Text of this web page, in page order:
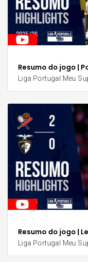
Resumo do jogo |
Liga Portugal Meu
Resumo do jogo |
Liga Portugal Meu